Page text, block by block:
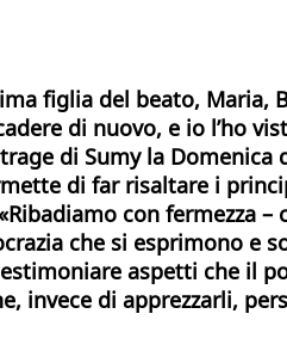
figlia del beato,
di nuovo, e io l’ho
di Sumy la
di far risaltare i
con fermezza
che si esprimono e
aspetti che il
invece di apprezzarli,